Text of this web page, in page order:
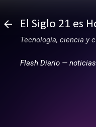
El Siglo 21 es
Tecnología, ciencia y
Flash Diario —